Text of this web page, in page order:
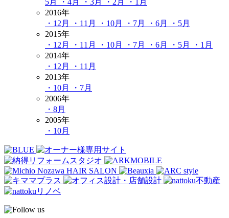
2016年
・12月
・11月 ・10月 ・7月 ・6月
・5月
2015年
・12月
・11月 ・10月 ・7月 ・6月 ・5月
・1月
2014年
・12月
・11月
2013年
・10月
・7月
2006年
・8月
2005年
・10月